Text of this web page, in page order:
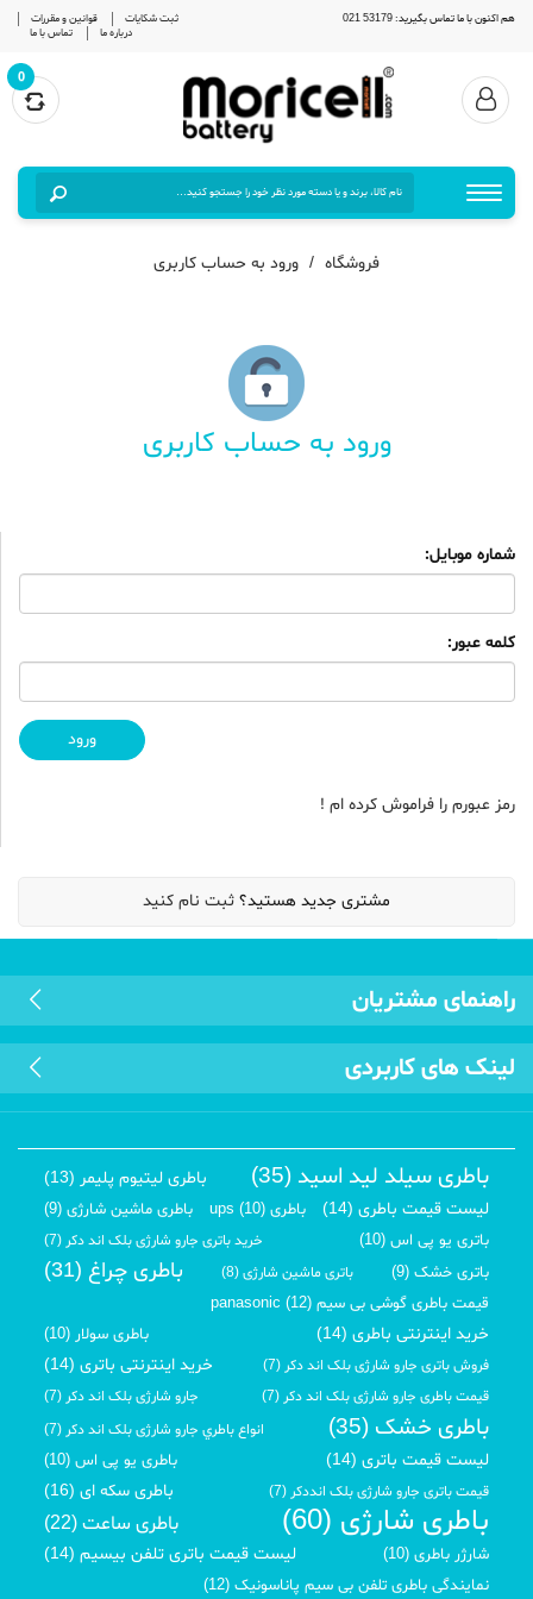
هم اکنون با ما تماس بگیرید: 53179 021 ثبت شکایات
قوانین و مقررات
درباره ما
تماس با ما
0
فروشگاه ورود به حساب کاربری
ورود به حساب کاربری
شماره موبایل:
کلمه عبور:
رمز عبورم را فراموش کرده ام !
مشتری جدید هستید؟ ثبت نام کنید
راهنمای مشتریان
لینک های کاربردی
باطری سیلد لید اسید (35)
باطری لیتیوم پلیمر (13)
لیست قیمت باطری (14)
باطری ups (10)
باطری ماشین شارژی (9)
باتری یو پی اس (10)
خرید باتری جارو شارژی بلک اند دکر (7)
باتری خشک (9) باتری ماشین شارژی (8) باطری چراغ (31)
قیمت باطری گوشی بی سیم panasonic (12)
خرید اینترنتی باطری (14) باطری سولار (10)
فروش باتری جارو شارژی بلک اند دکر (7) خرید اینترنتی باتری (14)
قیمت باطری جارو شارژی بلک اند دکر (7) جارو شارژی بلک اند دکر (7)
باطری خشک (35) انواع باطري جارو شارژی بلک اند دکر (7)
لیست قیمت باتری (14) باطری یو پی اس (10)
قیمت باتری جارو شارژی بلک انددکر (7) باطری سکه ای (16)
باطری شارژی (60) باطری ساعت (22)
شارژر باطری (10) لیست قیمت باتری تلفن بیسیم (14)
نمایندگی باطری تلفن بی سیم پاناسونیک (12)